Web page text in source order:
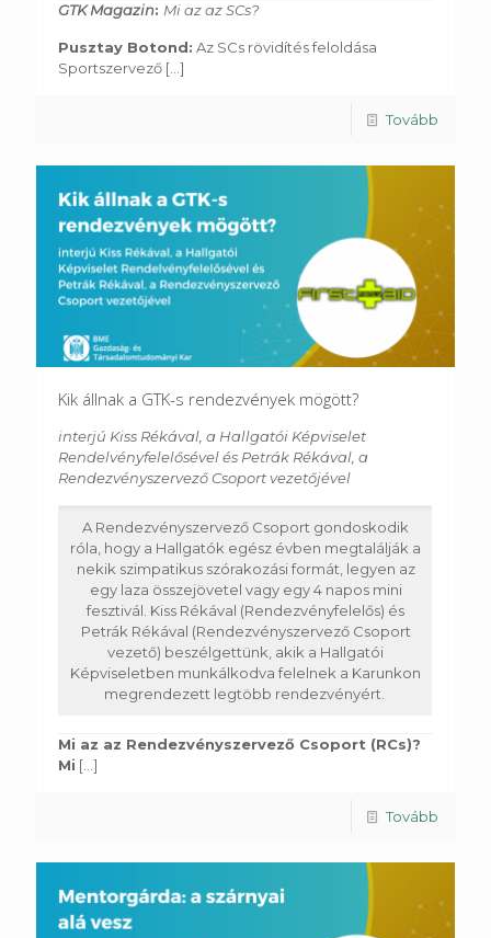
GTK Magazin: Mi az az SCs?
Pusztay Botond: Az SCs rövidítés feloldása
Sportszervező [...]
Tovább
Kik állnak a GTK-s rendezvények mögött?
interjú Kiss Rékával, a Hallgatói Képviselet
Rendelvényfelelősével és Petrák Rékával, a
Rendezvényszervező Csoport vezetőjével
A Rendezvényszervező Csoport gondoskodik
róla, hogy a Hallgatók egész évben megtalálják a
nekik szimpatikus szórakozási formát, legyen az
egy laza összejövetel vagy egy 4 napos mini
fesztivál. Kiss Rékával (Rendezvényfelelős) és
Petrák Rékával (Rendezvényszervező Csoport
vezető) beszélgettünk, akik a Hallgatói
Képviseletben munkálkodva felelnek a Karunkon
megrendezett legtöbb rendezvényért.
Mi az az Rendezvényszervező Csoport (RCs)?
Mi [...]
Tovább